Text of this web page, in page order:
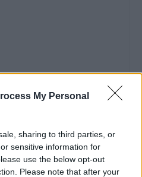
My Personal
sharing to third parties, or
sensitive information for
use the below opt-out
Please note that after your